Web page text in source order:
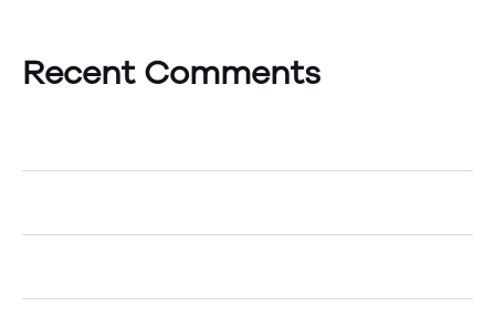
Recent Comments